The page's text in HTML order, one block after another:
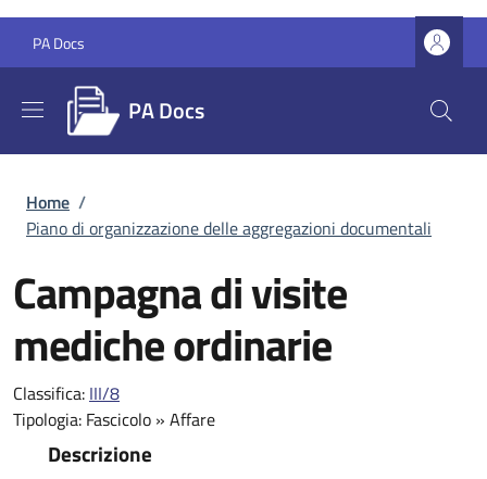
PA Docs
PA Docs
Briciole di pane
Home /
Piano di organizzazione delle aggregazioni documentali
Campagna di visite
mediche ordinarie
Classifica: III/8
Tipologia: Fascicolo » Affare
Descrizione